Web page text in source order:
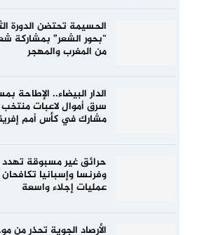
الحسيمة تحتضن الدورة
“بحور الشعر” بمشاركة
من المغرب والمهجر
الدار البيضاء.. الإطاحة
سرق أموال لاعبات
مشارك في كأس أمم
حرائق غير مسبوقة تهدد
وفرنسا وإسبانيا
عمليات إجلاء واسعة
الأرصاد الجوية تحذر من